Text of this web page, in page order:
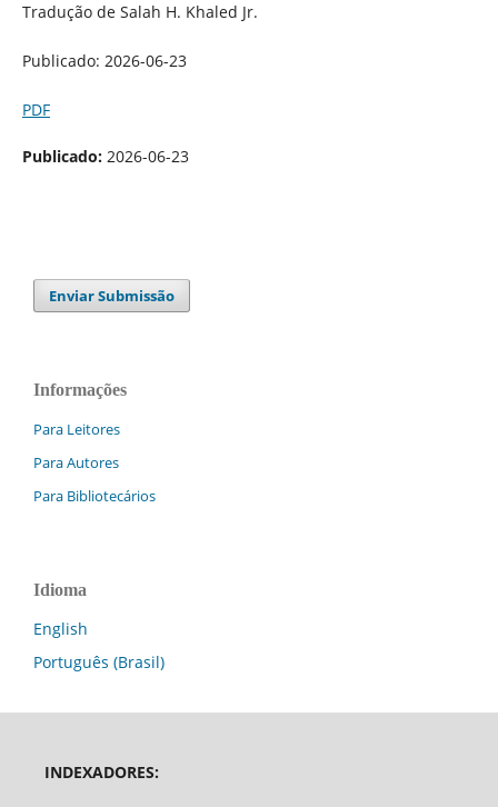
Tradução de Salah H. Khaled Jr.
Publicado: 2026-06-23
PDF
Publicado: 2026-06-23
Enviar Submissão
Informações
Para Leitores
Para Autores
Para Bibliotecários
Idioma
English
Português (Brasil)
INDEXADORES: